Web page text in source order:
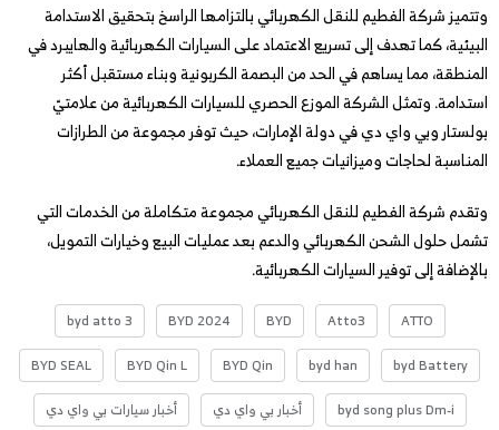
وتتميز شركة الفطيم للنقل الكهربائي بالتزامها الراسخ بتحقيق الاستدامة
البيئية، كما تهدف إلى تسريع الاعتماد على السيارات الكهربائية والهايبرد في
المنطقة، مما يساهم في الحد من البصمة الكربونية وبناء مستقبل أكثر
استدامة. وتمثل الشركة الموزع الحصري للسيارات الكهربائية من علامتيّ
بولستار وبي واي دي في دولة الإمارات، حيث توفر مجموعة من الطرازات
المناسبة لحاجات وميزانيات جميع العملاء.
وتقدم شركة الفطيم للنقل الكهربائي مجموعة متكاملة من الخدمات التي
تشمل حلول الشحن الكهربائي والدعم بعد عمليات البيع وخيارات التمويل،
بالإضافة إلى توفير السيارات الكهربائية.
ATTO
Atto3
BYD
BYD 2024
byd atto 3
byd Battery
byd han
BYD Qin
BYD Qin L
BYD SEAL
byd song plus Dm-i
أخبار بي واي دي
أخبار سيارات بي واي دي